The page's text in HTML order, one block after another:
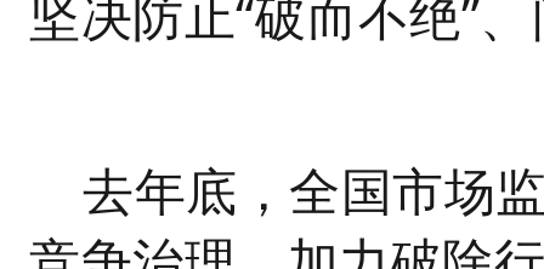
坚决防止“破而不绝”
去年底，全国市场